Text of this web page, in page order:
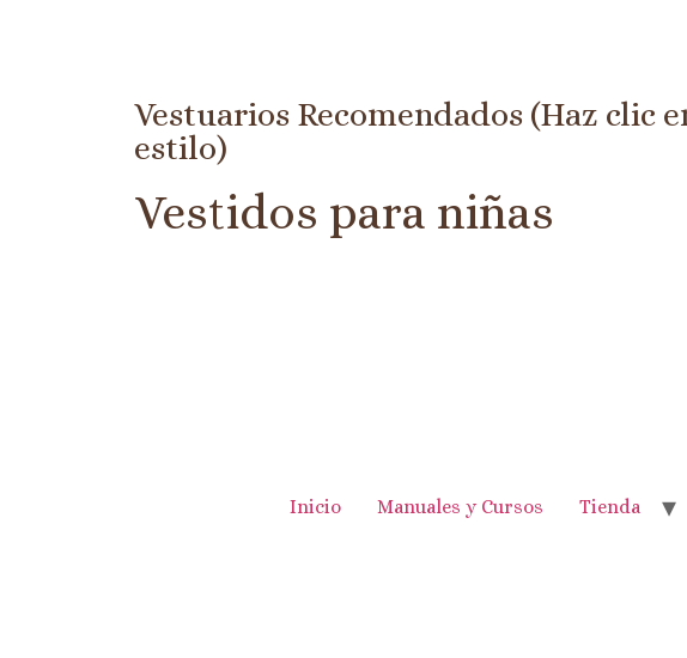
Vestuarios Recomendados (Haz clic
estilo)
Vestidos para niñas
Inicio Manuales y Cursos Tienda